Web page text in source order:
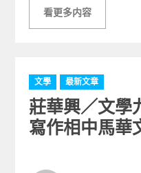
看更多内容
C
a
t
e
g
文學 最新文章
莊華興／文學
寫作相中馬華